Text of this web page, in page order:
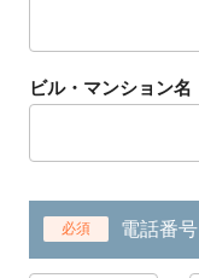
ビル・マンション名
必須 電話番号